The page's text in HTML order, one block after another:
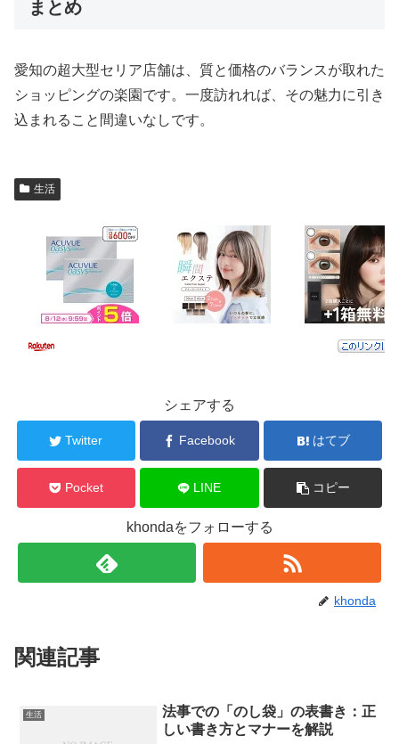
まとめ
愛知の超大型セリア店舗は、質と価格のバランスが取れた
ショッピングの楽園です。一度訪れれば、その魅力に引き
込まれること間違いなしです。
生活
シェアする
Twitter Facebook はてブ
Pocket LINE コピー
khondaをフォローする
khonda
関連記事
生活
法事での「のし袋」の表書き：正
しい書き方とマナーを解説